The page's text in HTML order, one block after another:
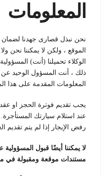
المعلومات
نحن نبذل قصارى جهدنا لضمان
الموقع ، ولكن لا يمكننا نحن
الوكلاء تحميلنا (أنت)
ذلك ، أنت المسؤول الوحيد عن
المعلومات المقدمة على هذا
يجب تقديم فوترة الحجز او
عند استلام سيارتك
رفض الإيجار إذا لم يتم تقديم
لا يمكننا أيضًا قبول
مستندات موقعة ومقبولة في